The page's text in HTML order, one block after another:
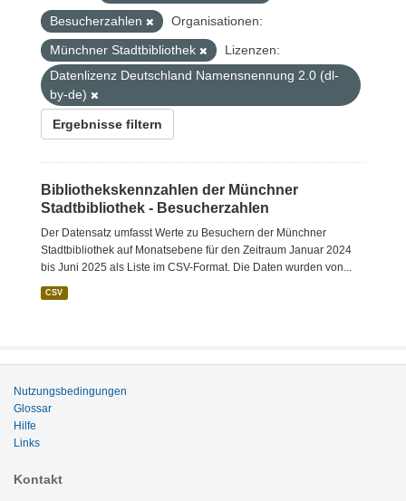
Besucherzahlen
Organisationen:
Münchner Stadtbibliothek
Lizenzen:
Datenlizenz Deutschland Namensnennung 2.0 (dl-
by-de)
Ergebnisse filtern
Bibliothekskennzahlen der Münchner
Stadtbibliothek - Besucherzahlen
Der Datensatz umfasst Werte zu Besuchern der Münchner
Stadtbibliothek auf Monatsebene für den Zeitraum Januar 2024
bis Juni 2025 als Liste im CSV-Format. Die Daten wurden von...
CSV
Nutzungsbedingungen
Glossar
Hilfe
Links
Kontakt